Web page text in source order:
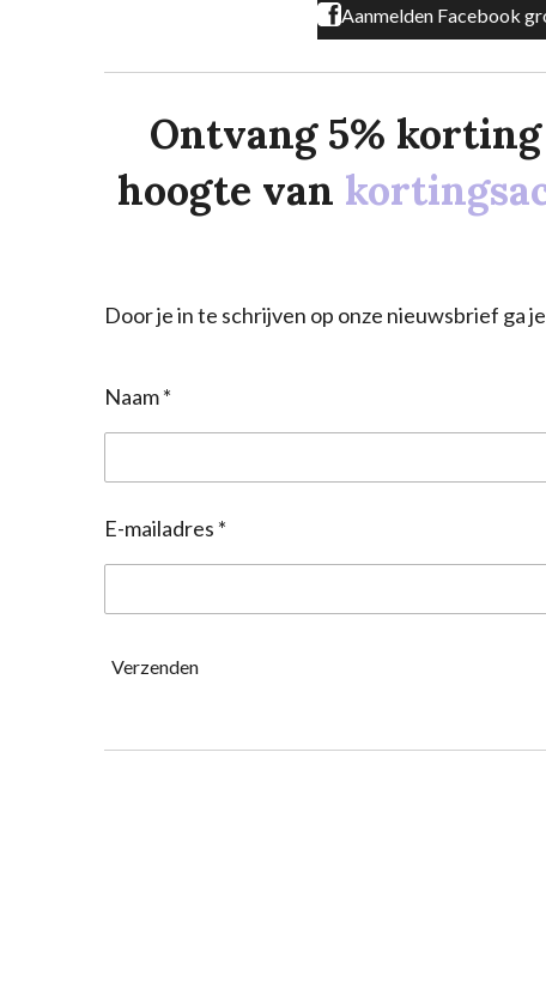
Aanmelden Facebook
Ontvang 5%
hoogte van
Door je in te schrijven op onze nieuwsbrief ga
Naam *
E-mailadres *
Verzenden